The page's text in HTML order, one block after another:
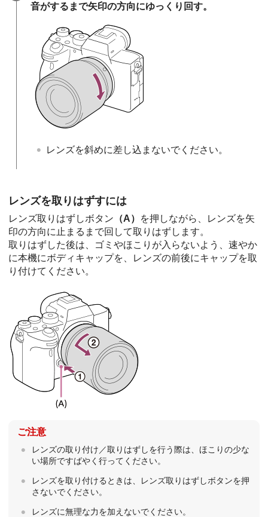
音がするまで矢印の方向にゆっくり回す。
レンズを斜めに差し込まないでください。
レンズを取りはずすには
レンズ取りはずしボタン （A）
を押しながら、レンズを矢
印の方向に止まるまで回して取りはずします。
取りはずした後は、ゴミやほこりが入らないよう、速やか
に本機にボディキャップを、レンズの前後にキャップを取
り付けてください。
ご注意
レンズの取り付け／取りはずしを行う際は、ほこりの少な
い場所ですばやく行ってください。
レンズを取り付けるときは、レンズ取りはずしボタンを押
さないでください。
レンズに無理な力を加えないでください。